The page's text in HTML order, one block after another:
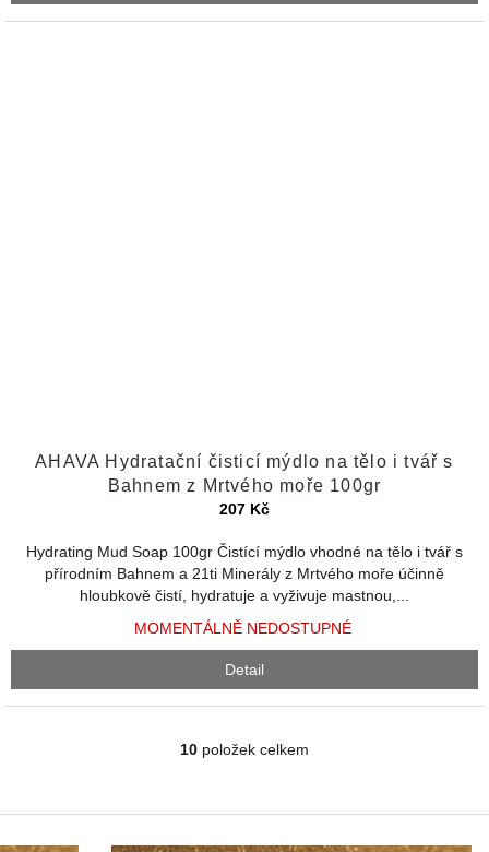
hodnocení
produktu
je
z
5
hvězdiček.
AHAVA Hydratační čisticí mýdlo na tělo i tvář s
Bahnem z Mrtvého moře 100gr
207 Kč
Hydrating Mud Soap 100gr Čistící mýdlo vhodné na tělo i tvář s
přírodním Bahnem a 21ti Minerály z Mrtvého moře účinně
hloubkově čistí, hydratuje a vyživuje mastnou,...
MOMENTÁLNĚ NEDOSTUPNÉ
Detail
O
á
d
10 položek celkem